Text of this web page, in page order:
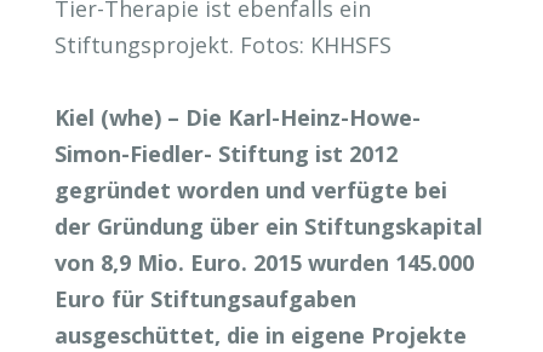
Tier-Therapie ist ebenfalls ein
Stiftungsprojekt. Fotos: KHHSFS
Kiel (whe) – Die Karl-Heinz-Howe-
Simon-Fiedler- Stiftung ist 2012
gegründet worden und verfügte bei
der Gründung über ein Stiftungskapital
von 8,9 Mio. Euro. 2015 wurden 145.000
Euro für Stiftungsaufgaben
ausgeschüttet, die in eigene Projekte